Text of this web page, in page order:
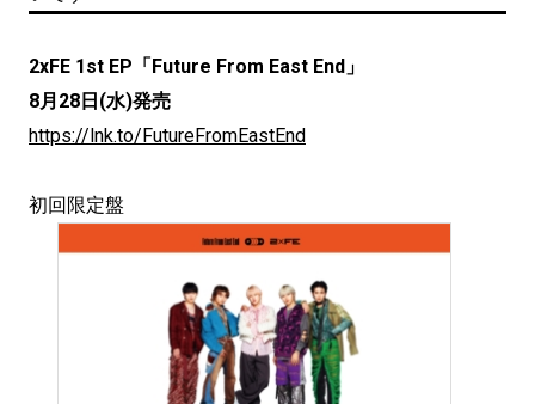
2xFE 1st EP「Future From East End」
8月28日(水)発売
https://lnk.to/FutureFromEastEnd
初回限定盤